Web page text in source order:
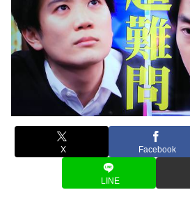
X Facebook
LINE